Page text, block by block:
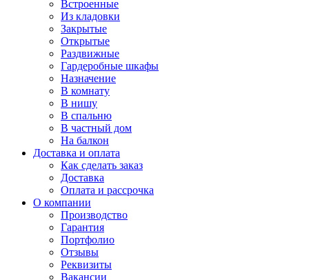
Встроенные
Из кладовки
Закрытые
Открытые
Раздвижные
Гардеробные шкафы
Назначение
В комнату
В нишу
В спальню
В частный дом
На балкон
Доставка и оплата
Как сделать заказ
Доставка
Оплата и рассрочка
О компании
Производство
Гарантия
Портфолио
Отзывы
Реквизиты
Вакансии